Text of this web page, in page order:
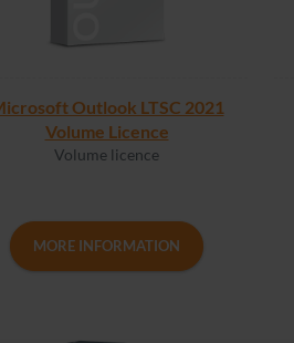
Outlook LTSC 2021
Volume Licence
Volume licence
MORE INFORMATION